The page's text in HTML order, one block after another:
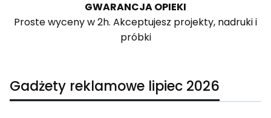
GWARANCJA OPIEKI
Proste wyceny w 2h. Akceptujesz projekty, nadruki i
próbki
Gadżety reklamowe lipiec 2026